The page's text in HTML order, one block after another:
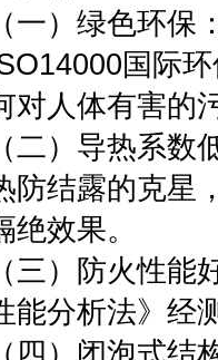
（一）绿色环
国际
对人体有害的
（二）导热系
防结露的克星
绝效果。
（三）防火性
能分析法》经
（四）闭泡式